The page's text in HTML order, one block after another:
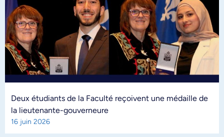
Deux étudiants de la Faculté reçoivent une médaille de
la lieutenante-gouverneure
16 juin 2026